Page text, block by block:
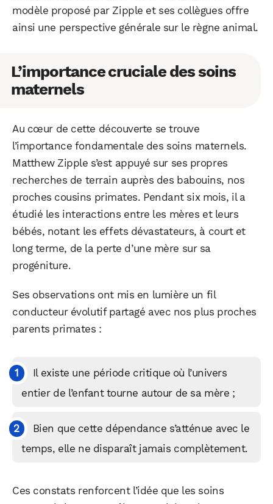
modèle proposé par Zipple et ses collègues offre
ainsi une perspective générale sur le règne animal.
L’importance cruciale des soins
maternels
Au cœur de cette découverte se trouve
l’importance fondamentale des soins maternels.
Matthew Zipple s’est appuyé sur ses propres
recherches de terrain auprès des babouins, nos
proches cousins primates. Pendant six mois, il a
étudié les interactions entre les mères et leurs
bébés, notant les effets dévastateurs, à court et
long terme, de la perte d’une mère sur sa
progéniture.
Ses observations ont mis en lumière un fil
conducteur évolutif partagé avec nos plus proches
parents primates :
Il existe une période critique où l’univers
entier de l’enfant tourne autour de sa mère ;
Bien que cette dépendance s’atténue avec le
temps, elle ne disparaît jamais complètement.
Ces constats renforcent l’idée que les soins